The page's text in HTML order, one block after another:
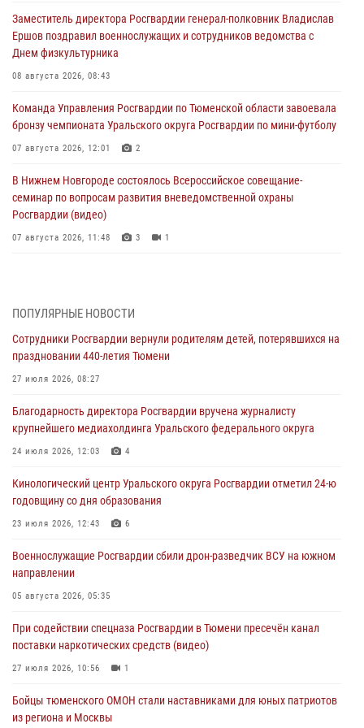
Заместитель директора Росгвардии генерал-полковник Владислав
Ершов поздравил военнослужащих и сотрудников ведомства с
Днем физкультурника
08 августа 2026, 08:43
Команда Управления Росгвардии по Тюменской области завоевала
бронзу чемпионата Уральского округа Росгвардии по мини-футболу
07 августа 2026, 12:01 2
В Нижнем Новгороде состоялось Всероссийское совещание-
семинар по вопросам развития вневедомственной охраны
Росгвардии (видео)
07 августа 2026, 11:48 3 1
07 августа 2026, 10:57 5
Память военнослужащих, погибших в разные годы при исполнении
воинского долга, почтили в кинологическом центре Уральского
округа Росгвардии
Росгвардейцы в Тюменской области знакомят детей со своей
службой и напоминают о мерах безопасности
Росгвардейцы приняли участие в фотопроекте «Прогуляемся по
Тюменской области» в рамках акции «Храним огонь Победы»
Росгвардейцы в Тюменской области почтили память генерала
армии Ивана Кирилловича Яковлева
ПОПУЛЯРНЫЕ НОВОСТИ
Сотрудники Росгвардии вернули родителям детей, потерявшихся на
праздновании 440-летия Тюмени
27 июля 2026, 08:27
Благодарность директора Росгвардии вручена журналисту
крупнейшего медиахолдинга Уральского федерального округа
24 июля 2026, 12:03 4
Кинологический центр Уральского округа Росгвардии отметил 24-ю
годовщину со дня образования
23 июля 2026, 12:43 6
Военнослужащие Росгвардии сбили дрон-разведчик ВСУ на южном
направлении
05 августа 2026, 05:35
При содействии спецназа Росгвардии в Тюмени пресечён канал
поставки наркотических средств (видео)
27 июля 2026, 10:56 1
Бойцы тюменского ОМОН стали наставниками для юных патриотов
из региона и Москвы